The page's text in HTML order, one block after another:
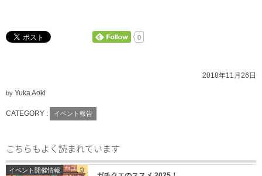
0
2018年11月26日
by Yuka Aoki
CATEGORY : イベント報告
こちらもよく読まれています
イベント開催情報